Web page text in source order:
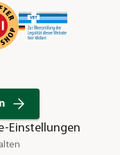
Einstellungen